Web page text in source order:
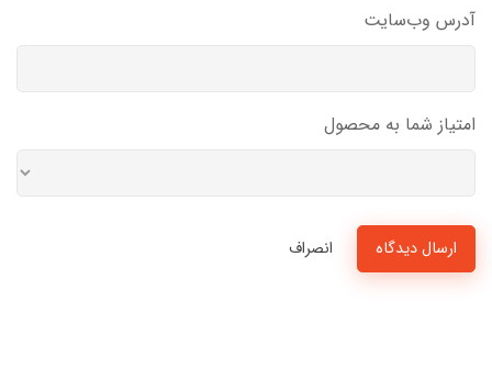
آدرس وب‌سایت
امتیاز شما به محصول
ارسال دیدگاه انصراف